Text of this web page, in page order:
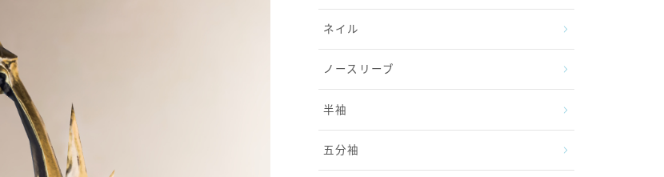
アジムステップ風デザイン
マント
ローライズ
ネイル
ノースリーブ
半袖
五分袖